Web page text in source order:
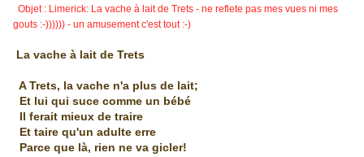
Objet : Limerick: La vache à lait de Trets - ne reflete pas mes vues ni mes
gouts :-)))))) - un amusement c'est tout :-)
La vache à lait de Trets
A Trets, la vache n'a plus de lait;
Et lui qui suce comme un bébé
Il ferait mieux de traire
Et taire qu'un adulte erre
Parce que là, rien ne va gicler!